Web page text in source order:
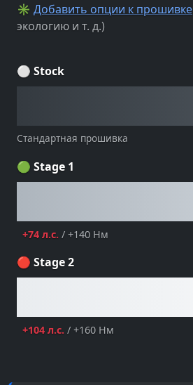
✳ Добавить опции к прошивке
экологию и т. д.)
⚪ Stock
Стандартная прошивка
🟢 Stage 1
+74 л.с. / +140 Нм
🔴 Stage 2
+104 л.с. / +160 Нм